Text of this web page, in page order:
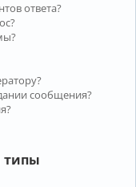
ответа?
сообщения?
типы